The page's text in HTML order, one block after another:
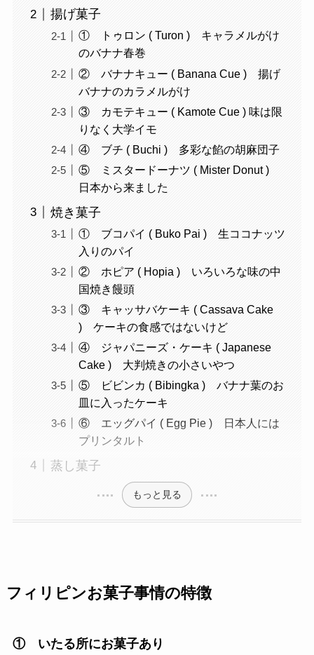
揚げ菓子
① トゥロン ( Turon ) キャラメルがけ
のバナナ春巻
② バナナキュー ( Banana Cue ) 揚げ
バナナのカラメルがけ
③ カモテキュー ( Kamote Cue ) 味は限
りなく大学イモ
④ ブチ ( Buchi ) 多彩な餡の胡麻団子
⑤ ミスタードーナツ ( Mister Donut )
日本から来ました
焼き菓子
① ブコパイ ( Buko Pai ) 生ココナッツ
入りのパイ
② ホピア ( Hopia ) いろいろな味の中
国焼き饅頭
③ キャッサバケーキ ( Cassava Cake
) ケーキの食感ではないけど
④ ジャパニーズ・ケーキ ( Japanese
Cake ) 大判焼きの小さいやつ
⑤ ビビンカ ( Bibingka ) バナナ葉のお
皿に入ったケーキ
⑥ エッグパイ ( Egg Pie ) 日本人には
プリンタルト
蒸し菓子
もっと見る
フィリピンお菓子事情の特徴
① いたる所にお菓子あり